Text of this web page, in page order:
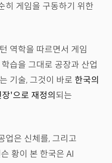
히 게임을 구동하기 위한
역학을 따르면서 게임
습을 그대로 공장과 산업
기술, 그것이 바로 한국의
'으로 재정의 되는
업은 신체를, 그리고
황이 본 한국은 AI